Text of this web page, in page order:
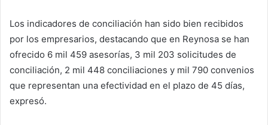
Los indicadores de conciliación han sido bien recibidos
por los empresarios, destacando que en Reynosa se han
ofrecido 6 mil 459 asesorías, 3 mil 203 solicitudes de
conciliación, 2 mil 448 conciliaciones y mil 790 convenios
que representan una efectividad en el plazo de 45 días,
expresó.